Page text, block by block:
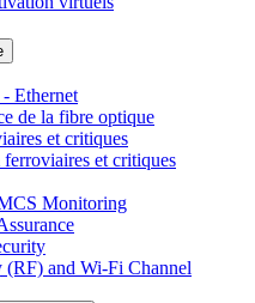
Ethernet
de la fibre optique
et critiques
ferroviaires et critiques
Monitoring
(RF) and Wi-Fi Channel